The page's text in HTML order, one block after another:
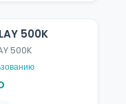
500K
500K